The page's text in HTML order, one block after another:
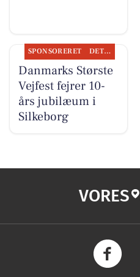
SPONSORERET DET SKER
Danmarks Største
Vejfest fejrer 10-
års jubilæum i
Silkeborg
VORES